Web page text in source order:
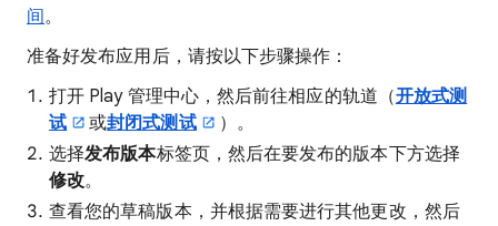
间。
准备好发布应用后，请按以下步骤操作：
打开 Play 管理中心，然后前往相应的轨道（开放式测
试
或封闭式测试
）。
选择发布版本标签页，然后在要发布的版本下方选择
修改。
查看您的草稿版本，并根据需要进行其他更改，然后